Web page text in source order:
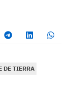
DE TIERRA